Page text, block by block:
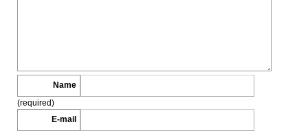
Name
(required)
E-mail